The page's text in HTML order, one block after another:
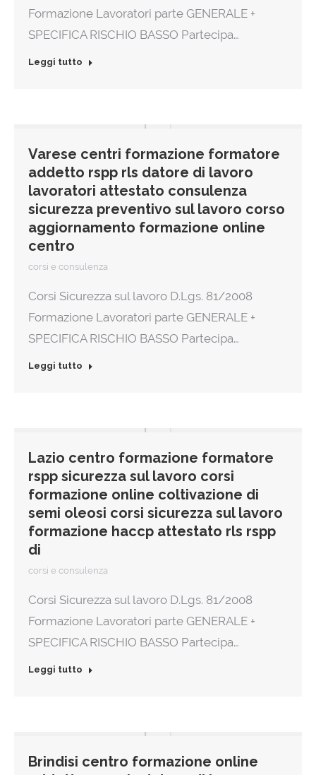
Formazione Lavoratori parte GENERALE +
SPECIFICA RISCHIO BASSO Partecipa…
Leggi tutto
Varese centri formazione formatore
addetto rspp rls datore di lavoro
lavoratori attestato consulenza
sicurezza preventivo sul lavoro corso
aggiornamento formazione online
centro
corsi e consulenza
Corsi Sicurezza sul lavoro D.Lgs. 81/2008
Formazione Lavoratori parte GENERALE +
SPECIFICA RISCHIO BASSO Partecipa…
Leggi tutto
Lazio centro formazione formatore
rspp sicurezza sul lavoro corsi
formazione online coltivazione di
semi oleosi corsi sicurezza sul lavoro
formazione haccp attestato rls rspp
di
corsi e consulenza
Corsi Sicurezza sul lavoro D.Lgs. 81/2008
Formazione Lavoratori parte GENERALE +
SPECIFICA RISCHIO BASSO Partecipa…
Leggi tutto
Brindisi centro formazione online